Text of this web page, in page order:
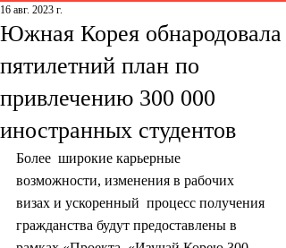
Южная Корея обнародовала
пятилетний план по
привлечению 300 000
иностранных студентов
16 авг. 2023 г.
Более  широкие карьерные
возможности, изменения в рабочих
визах и ускоренный  процесс получения
гражданства будут предоставлены в